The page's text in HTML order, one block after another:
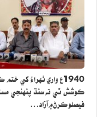
1940ع واري ٺهراءُ کي
ڪوشش ٿي ته سنڌ پنهنجي
فيصلو ڪرڻ ۾ آزاد…